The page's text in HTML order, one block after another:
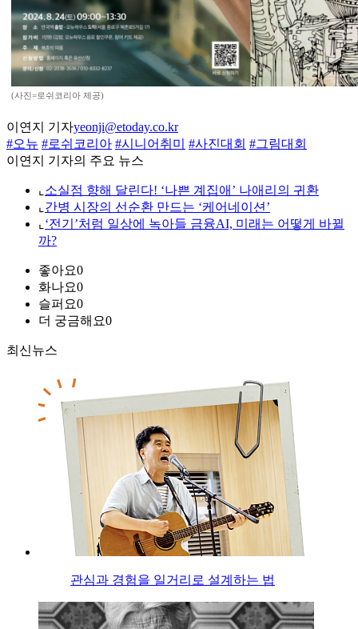
(사진=로쉬코리아 제공)
이연지 기자yeonji@etoday.co.kr
#오뉴 #로쉬코리아 #시니어취미 #사진대회 #그림대회
이연지 기자의 주요 뉴스
⌞ 소실점 향해 달린다! ‘나쁜 계집애’ 나애리의 귀환
⌞ 간병 시장의 선순환 만드는 ‘케어네이션’
⌞ ‘전기’처럼 일상에 녹아들 금융AI, 미래는 어떻게 바뀔
까?
좋아요0
화나요0
슬퍼요0
더 궁금해요0
최신뉴스
관심과 경험을 일거리로 설계하는 법